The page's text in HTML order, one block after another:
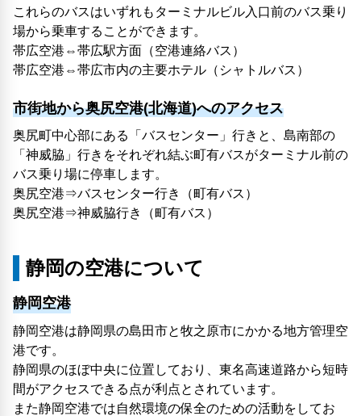
これらのバスはいずれもターミナルビル入口前のバス乗り
場から乗車することができます。
帯広空港⇔帯広駅方面（空港連絡バス）
帯広空港⇔帯広市内の主要ホテル（シャトルバス）
市街地から奥尻空港(北海道)へのアクセス
奥尻町中心部にある「バスセンター」行きと、島南部の
「神威脇」行きをそれぞれ結ぶ町有バスがターミナル前の
バス乗り場に停車します。
奥尻空港⇒バスセンター行き（町有バス）
奥尻空港⇒神威脇行き（町有バス）
静岡の空港について
静岡空港
静岡空港は静岡県の島田市と牧之原市にかかる地方管理空
港です。
静岡県のほぼ中央に位置しており、東名高速道路から短時
間がアクセスできる点が利点とされています。
また静岡空港では自然環境の保全のための活動をしてお